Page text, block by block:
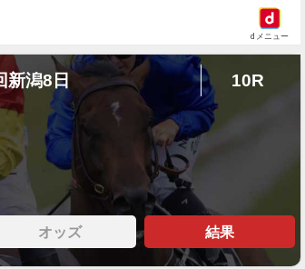
dメニュー
新潟8日 10R
オッズ 結果